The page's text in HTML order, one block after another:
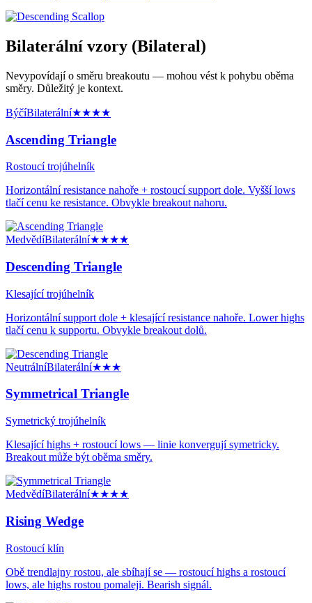
Bilaterální vzory (Bilateral)
Nevypovídají o směru breakoutu — mohou vést k pohybu oběma
směry. Důležitý je kontext.
BýčíBilaterální★★★★
Ascending Triangle
Rostoucí trojúhelník
Horizontální resistance nahoře + rostoucí support dole. Vyšší lows
tlačí cenu ke resistance. Obvykle breakout nahoru.
MedvědíBilaterální★★★★
Descending Triangle
Klesající trojúhelník
Horizontální support dole + klesající resistance nahoře. Lower highs
tlačí cenu k supportu. Obvykle breakout dolů.
NeutrálníBilaterální★★★
Symmetrical Triangle
Symetrický trojúhelník
Klesající highs + rostoucí lows — linie konvergují symetricky.
Breakout může být oběma směry.
MedvědíBilaterální★★★★
Rising Wedge
Rostoucí klín
Obě trendlajny rostou, ale sbíhají se — rostoucí highs a rostoucí
lows, ale highs rostou pomaleji. Bearish signál.